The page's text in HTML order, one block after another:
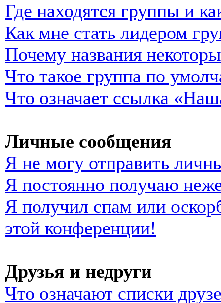
Где находятся группы и
Как мне стать лидером
Почему названия
Что такое группа по
Что означает ссылка
Личные сообщения
Я не могу отправить
Я постоянно получаю
Я получил спам или
этой конференции!
Друзья и недруги
Что означают списки